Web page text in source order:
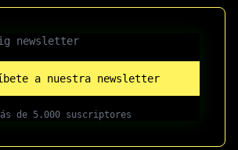
newsletter
a nuestra newsletter
de 5.000 suscriptores